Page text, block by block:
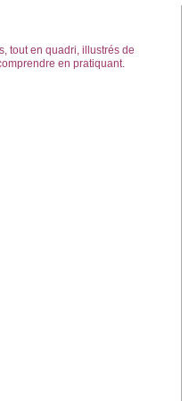
tout en quadri, illustrés de
en pratiquant.